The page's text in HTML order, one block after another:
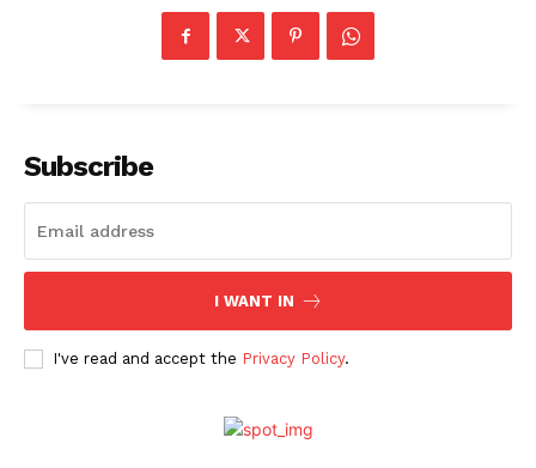
Subscribe
I WANT IN
I've read and accept the Privacy Policy.